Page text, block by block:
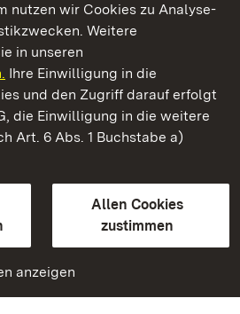
nutzen wir Cookies zu Analyse-
Weitere
in unseren
Ihre Einwilligung in die
und den Zugriff darauf erfolgt
die Einwilligung in die weitere
Art. 6 Abs. 1 Buchstabe a)
Allen Cookies
zustimmen
anzeigen
Gärten Baden-Württemberg
Sprache
Seiten)